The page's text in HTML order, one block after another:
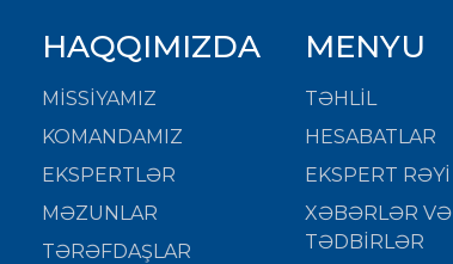
HAQQIMIZDA
MISSIYAMIZ
KOMANDAMIZ
EKSPERTLƏR
MƏZUNLAR
TƏRƏFDAŞLAR
MENYU
TƏHLİL
HESABATLAR
EKSPERT RƏYİ
XƏBƏRLƏR VƏ
TƏDBİRLƏR